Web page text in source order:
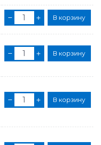
В корзину
В корзину
В корзину